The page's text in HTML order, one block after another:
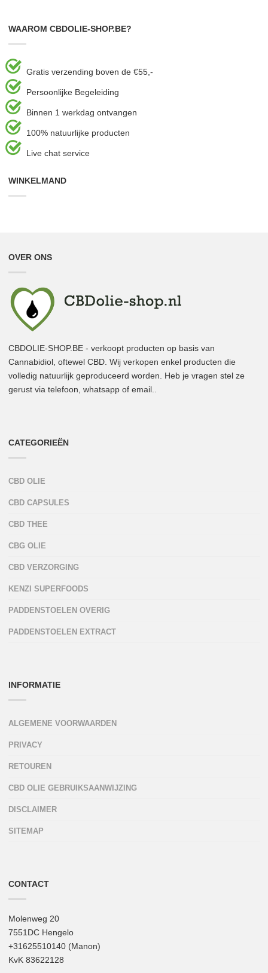
WAAROM CBDOLIE-SHOP.BE?
Gratis verzending boven de €55,-
Persoonlijke Begeleiding
Binnen 1 werkdag ontvangen
100% natuurlijke producten
Live chat service
WINKELMAND
OVER ONS
CBDOLIE-SHOP.BE - verkoopt producten op basis van
Cannabidiol, oftewel CBD. Wij verkopen enkel producten die
volledig natuurlijk geproduceerd worden. Heb je vragen stel ze
gerust via telefoon, whatsapp of email..
CATEGORIEËN
CBD OLIE
CBD CAPSULES
CBD THEE
CBG OLIE
CBD VERZORGING
KENZI SUPERFOODS
PADDENSTOELEN OVERIG
PADDENSTOELEN EXTRACT
INFORMATIE
ALGEMENE VOORWAARDEN
PRIVACY
RETOUREN
CBD OLIE GEBRUIKSAANWIJZING
DISCLAIMER
SITEMAP
CONTACT
Molenweg 20
7551DC Hengelo
+31625510140 (Manon)
KvK 83622128